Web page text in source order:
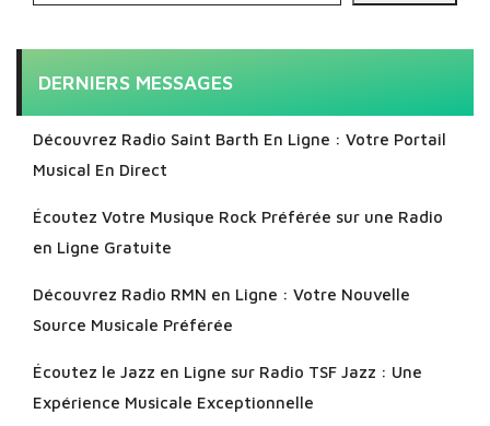
DERNIERS MESSAGES
Découvrez Radio Saint Barth En Ligne : Votre Portail
Musical En Direct
Écoutez Votre Musique Rock Préférée sur une Radio
en Ligne Gratuite
Découvrez Radio RMN en Ligne : Votre Nouvelle
Source Musicale Préférée
Écoutez le Jazz en Ligne sur Radio TSF Jazz : Une
Expérience Musicale Exceptionnelle